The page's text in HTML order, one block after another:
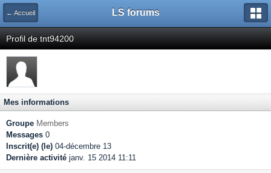
← Accueil LS forums
Profil de tnt94200
Mes informations
Groupe Members
Messages 0
Inscrit(e) (le) 04-décembre 13
Dernière activité janv. 15 2014 11:11